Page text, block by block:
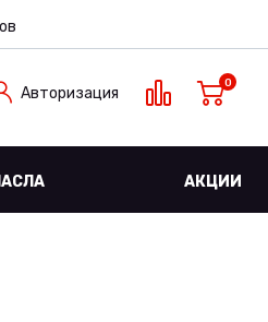
Авторизация
0
АКЦИИ